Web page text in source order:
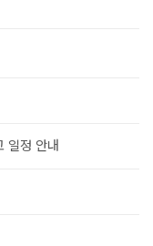
일정 안내